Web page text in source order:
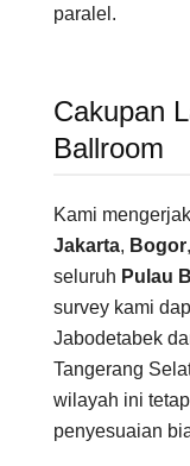
paralel.
Cakupan
Ballroom
Kami
Jakarta, Bogor,
seluruh Pulau
survey kami
Jabodetabek
Tangerang
wilayah ini
penyesuaian